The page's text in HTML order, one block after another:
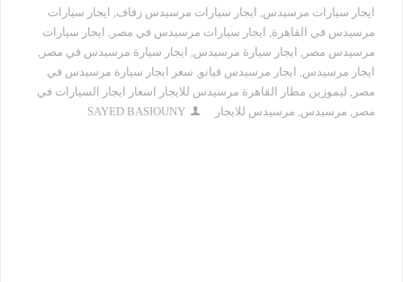
ايجار سيارات مرسيدس, ايجار سيارات مرسيدس زفاف, ايجار سيارات
مرسيدس في القاهرة, ايجار سيارات مرسيدس في مصر , ايجار سيارات
مرسيدس مصر , ايجار سيارة مرسيدس, ايجار سيارة مرسيدس في مصر ,
ايجار مرسيدس, ايجار مرسيدس فيانو, سعر ايجار سيارة مرسيدس في
مصر , ليموزين مطار القاهرة مرسيدس للايجار اسعار ايجار السيارات في
مصر , مرسيدس, مرسيدس للايجار SAYED BASIOUNY